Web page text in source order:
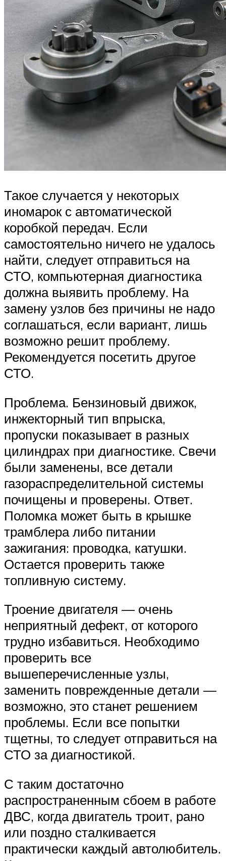
Такое случается у некоторых
иномарок с автоматической
коробкой передач. Если
самостоятельно ничего не удалось
найти, следует отправиться на
СТО, компьютерная диагностика
должна выявить проблему. На
замену узлов без причины не надо
соглашаться, если вариант, лишь
возможно решит проблему.
Рекомендуется посетить другое
СТО.
Проблема. Бензиновый движок,
инжекторный тип впрыска,
пропуски показывает в разных
цилиндрах при диагностике. Свечи
были заменены, все детали
газораспределительной системы
почищены и проверены. Ответ.
Поломка может быть в крышке
трамблера либо питании
зажигания: проводка, катушки.
Остается проверить также
топливную систему.
Троение двигателя — очень
неприятный дефект, от которого
трудно избавиться. Необходимо
проверить все
вышеперечисленные узлы,
заменить поврежденные детали —
возможно, это станет решением
проблемы. Если все попытки
тщетны, то следует отправиться на
СТО за диагностикой.
С таким достаточно
распространенным сбоем в работе
ДВС, когда двигатель троит, рано
или поздно сталкивается
практически каждый автолюбитель.